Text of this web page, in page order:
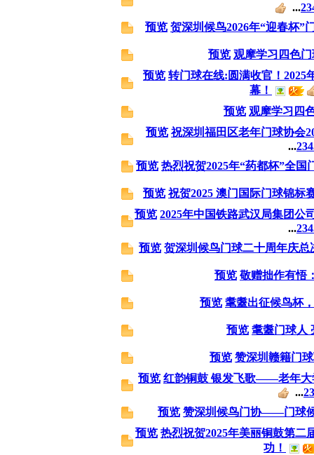
...23
预览 贺深圳候鸟2026年“迎春杯”
预览 观摩学习四色
预览 转门球在线:圆满收官！2025
幕！
预览 观摩学习四
预览 祝深圳福田区老年门球协会
...234
预览 热烈祝贺2025年“药都杯”全国
预览 祝贺2025 澳门国际门球锦标
预览 2025年中国铁路武汉局集团公
...234
预览 贺深圳候鸟门球二十周年庆总
预览 敬赠拙作有悟
预览 耄耋出征候鸟杯
预览 耄耋门球人
预览 赞深圳赣籍门
预览 红韵铜鼓 银发飞歌——老年大
...23
预览 赞深圳候鸟门协——门球
预览 热烈祝贺2025年美丽铜鼓第二
功！